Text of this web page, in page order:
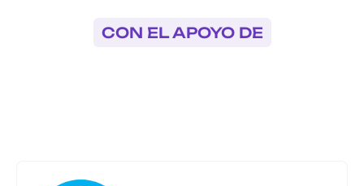
CON EL APOYO DE